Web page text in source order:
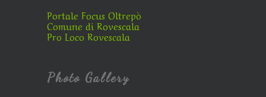
Portale Focus Oltrepò
Comune di Rovescala
Pro Loco Rovescala
Photo Gallery